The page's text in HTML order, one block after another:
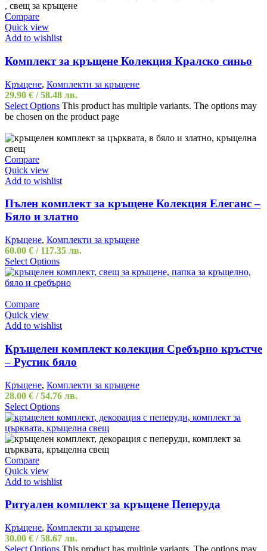
Compare
Quick view
Add to wishlist
Комплект за кръщене Колекция Кралско синьо
Кръщене, Комплекти за кръщене
29.90 € / 58.48 лв.
Select Options This product has multiple variants. The options may
be chosen on the product page
Compare
Quick view
Add to wishlist
Пълен комплект за кръщене Колекция Елеганс –
Бяло и златно
Кръщене, Комплекти за кръщене
60.00 € / 117.35 лв.
Select Options
Compare
Quick view
Add to wishlist
Кръщелен комплект колекция Сребърно кръстче
– Рустик бяло
Кръщене, Комплекти за кръщене
28.00 € / 54.76 лв.
Select Options
Compare
Quick view
Add to wishlist
Ритуален комплект за кръщене Пеперуда
Кръщене, Комплекти за кръщене
30.00 € / 58.67 лв.
Select Options This product has multiple variants. The options may